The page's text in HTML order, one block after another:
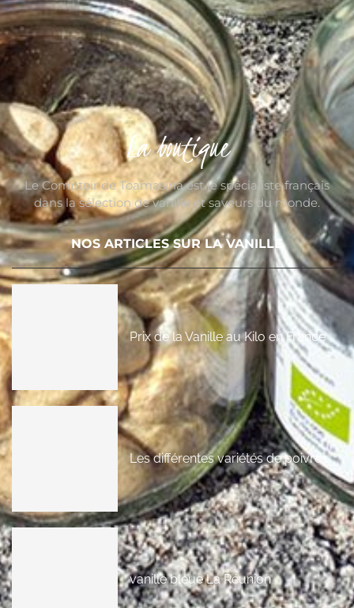
La boutique
Le Comptoir de Toamasina est le spécialiste français
dans la sélection de vanille et saveurs du monde.
NOS ARTICLES SUR LA VANILLE
Prix de la Vanille au Kilo en France
Les différentes variétés de poivres
vanille bleue La Réunion